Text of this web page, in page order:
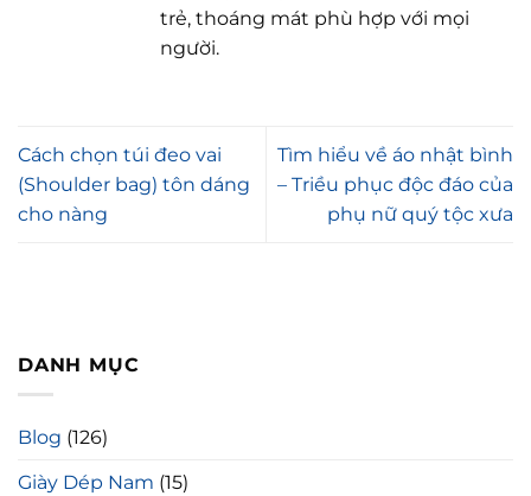
DANH MỤC
Blog (126)
Giày Dép Nam (15)
trẻ, thoáng mát phù hợp với mọi
người.
Cách chọn túi đeo vai
(Shoulder bag) tôn dáng
cho nàng
Tìm hiểu về áo nhật bình
– Triều phục độc đáo của
phụ nữ quý tộc xưa